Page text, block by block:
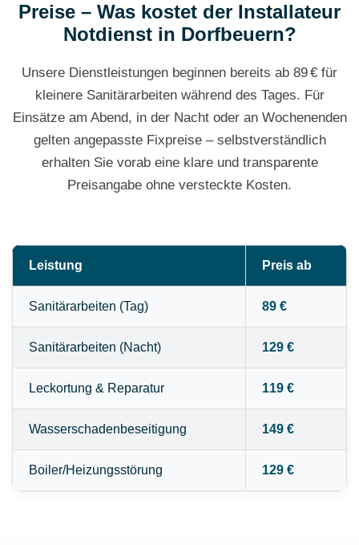
Preise – Was kostet der Installateur
Notdienst in Dorfbeuern?
Unsere Dienstleistungen beginnen bereits ab 89 € für
kleinere Sanitärarbeiten während des Tages. Für
Einsätze am Abend, in der Nacht oder an Wochenenden
gelten angepasste Fixpreise – selbstverständlich
erhalten Sie vorab eine klare und transparente
Preisangabe ohne versteckte Kosten.
Leistung Preis ab
Sanitärarbeiten (Tag) 89 €
Sanitärarbeiten (Nacht) 129 €
Leckortung & Reparatur 119 €
Wasserschadenbeseitigung 149 €
Boiler/Heizungsstörung 129 €